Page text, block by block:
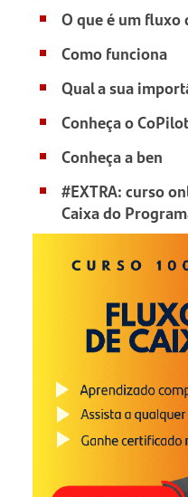
O que é um fluxo
Como funciona
Qual a sua
Conheça o
Conheça a ben
#EXTRA: curso
Caixa do